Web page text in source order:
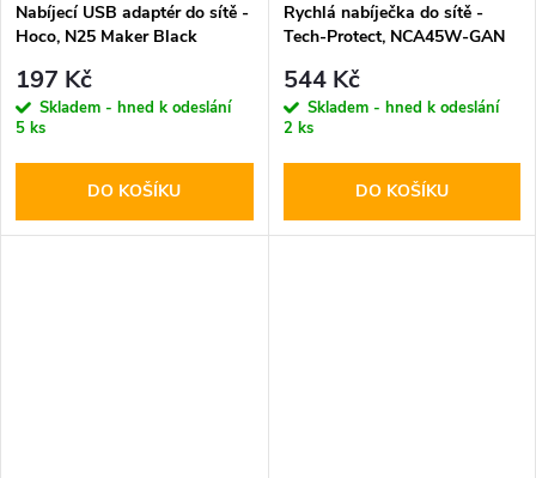
Nabíjecí USB adaptér do sítě -
Hoco, N25 Maker Black
197 Kč
Skladem - hned k odeslání
5 ks
DO KOŠÍKU
Rychlá nabíječka do sítě -
Tech-Protect, NCA45W-GAN
kabel
544 Kč
Skladem - hned k odeslání
2 ks
DO KOŠÍKU